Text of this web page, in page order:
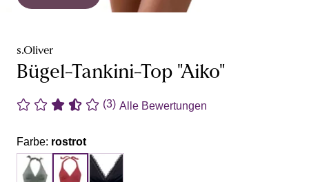
s.Oliver
Bügel-Tankini-Top "Aiko"
(3) Alle Bewertungen
Farbe: rostrot